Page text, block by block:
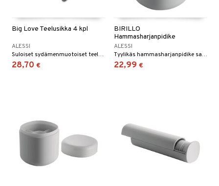
Big Love Teelusikka 4 kpl
ALESSI
Suloiset sydämenmuotoiset teelusikat Alessilta.
28,70 €
BIRILLO
Hammasharjanpidike
ALESSI
Tyylikäs hammasharjanpidike sarjasta "Birillo".
22,99 €